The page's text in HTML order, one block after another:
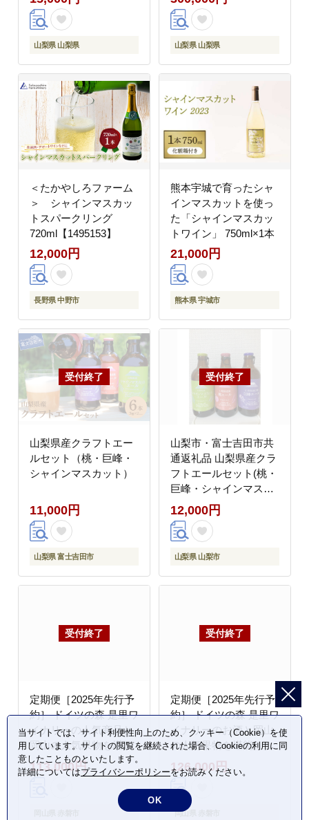
山梨県 山梨県 山梨県 山梨県
＜たかやしろファーム
＞ シャインマスカッ
トスパークリング
720ml【1495153】
12,000円
長野県 中野市
熊本宇城で育ったシャ
インマスカットを使っ
た「シャインマスカッ
トワイン」 750ml×1本
21,000円
熊本県 宇城市
山梨県産クラフトエー
ルセット（桃・巨峰・
シャインマスカット）
11,000円
山梨県 富士吉田市
山梨市・富士吉田市共
通返礼品 山梨県産クラ
フトエールセット(桃・
巨峰・シャインマスカ
ット)3種計6本
12,000円
山梨県 山梨市
定期便［2025年先行予
約］ ドイツの森 是里ワ
イナリーの人気商品と
岡山の人気果物を堪
能！ 定期便 5回コース
ドイツの森 ソーセージ
4種セット ワイン 果物
白桃 ぶどう ニューピオ
113,000円
定期便［2025年先行予
約］ ドイツの森 是里ワ
イナリーのお酒と岡山
の人気果物を堪能！定
期便 5回コース ドイツ
の森 クラフトビール ワ
イン 果物 白桃 ニュー
ピオーネ シャインマス
126,000円
岡山県 赤磐市
当サイトでは、サイト利便性向上のため、クッキー（Cookie）を使
用しています。サイトの閲覧を継続された場合、Cookieの利用に同
意したことものといたします。
詳細についてはプライバシーポリシーをお読みください。
OK